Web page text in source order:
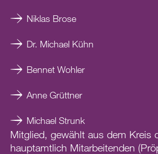
Niklas Brose
Dr. Michael Kühn
Bennet Wohler
Anne Grüttner
Michael Strunk
Mitglied, gewählt aus dem Kreis
hauptamtlich Mitarbeitenden